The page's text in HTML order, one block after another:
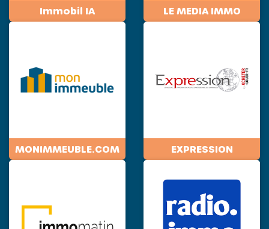
Immobil IA LE MEDIA IMMO
MONIMMEUBLE.COM EXPRESSION